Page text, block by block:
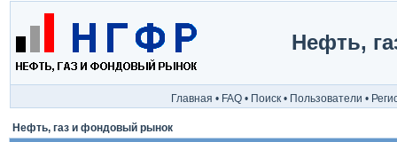
Нефть,
Главная • FAQ • Поиск • Пользователи •
Нефть, газ и фондовый рынок